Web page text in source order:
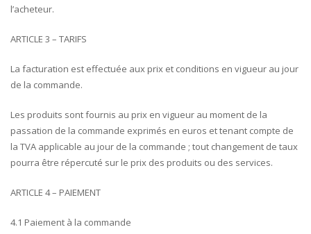
l’acheteur.
ARTICLE 3 – TARIFS
La facturation est effectuée aux prix et conditions en vigueur au jour
de la commande.
Les produits sont fournis au prix en vigueur au moment de la
passation de la commande exprimés en euros et tenant compte de
la TVA applicable au jour de la commande ; tout changement de taux
pourra être répercuté sur le prix des produits ou des services.
ARTICLE 4 – PAIEMENT
4.1 Paiement à la commande